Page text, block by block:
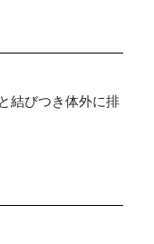
結びつき体外に排